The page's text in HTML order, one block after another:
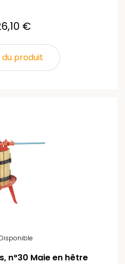
€
produit
Disponible
n°30 Maie en hêtre